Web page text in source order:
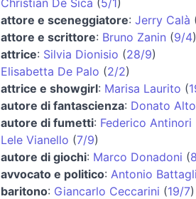
attore e sceneggiatore: Jerry Calà
attore e scrittore: Bruno Zanin (9/4)
attrice: Silvia Dionisio (28/9)
Elisabetta De Palo (2/2)
attrice e showgirl: Marisa Laurito (
autore di fantascienza: Donato
autore di fumetti: Federico Antinori
Lele Vianello (7/9)
autore di giochi: Marco Donadoni (
avvocato e politico: Antonio
baritono: Giancarlo Ceccarini (19/7)